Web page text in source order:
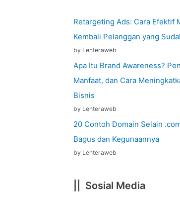
Retargeting Ads: Cara Efektif
Kembali Pelanggan yang
by Lenteraweb
Apa Itu Brand Awareness?
Manfaat, dan Cara
Bisnis
by Lenteraweb
20 Contoh Domain Selain
Bagus dan Kegunaannya
by Lenteraweb
|| Sosial Media